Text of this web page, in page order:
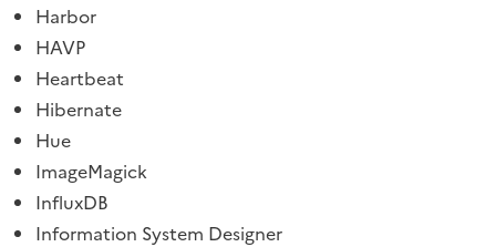
Harbor
HAVP
Heartbeat
Hibernate
Hue
ImageMagick
InfluxDB
Information System Designer